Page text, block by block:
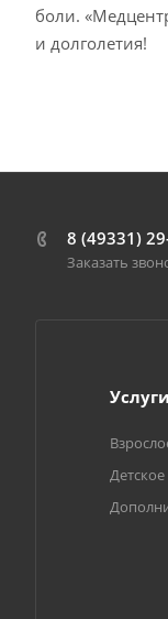
боли.
и долголетия!
8 (49331)
Заказать
Услуги